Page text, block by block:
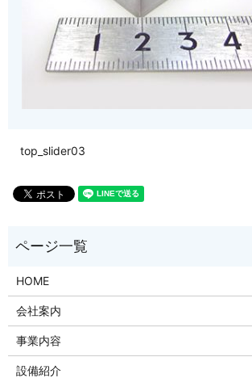
top_slider03
HOME
会社案内
事業内容
設備紹介